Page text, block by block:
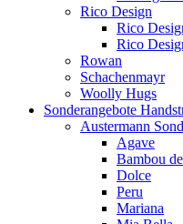
Rico Design
Rico
Rico
Rowan
Schachenmayr
Woolly Hugs
Sonderangebote
Austermann
Agave
Bambou
Dolce
Peru
Mariana